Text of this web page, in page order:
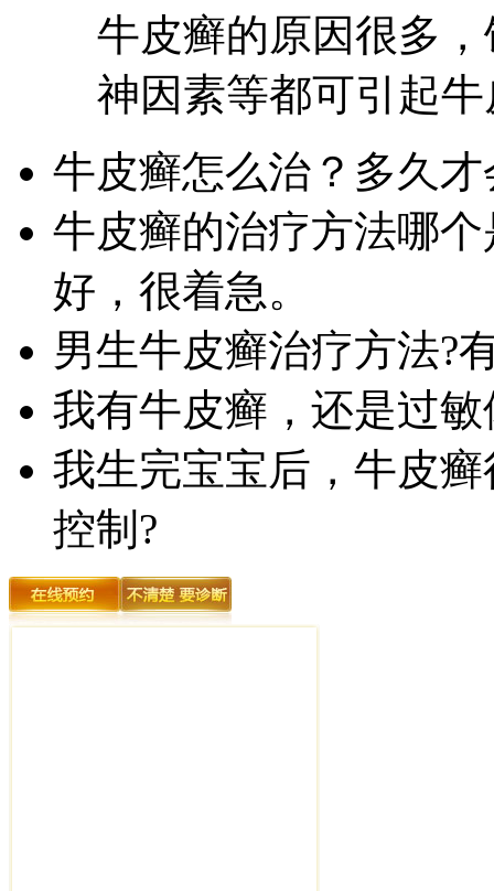
牛皮癣的原因很多
神因素等都可引起
牛皮癣怎么治？多久
牛皮癣的治疗方法哪
好，很着急。
男生牛皮癣治疗方法?
我有牛皮癣，还是过
我生完宝宝后，牛皮
控制?